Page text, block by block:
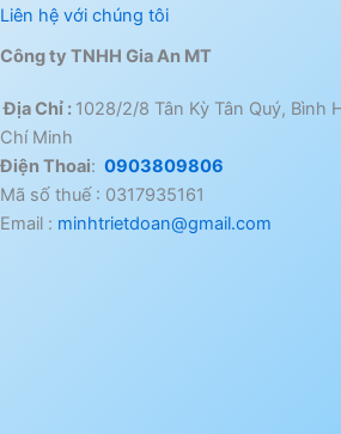
Liên hệ với chúng tôi
Công ty TNHH Gia An MT
Địa Chỉ : 1028/2/8 Tân Kỳ Tân Quý, Bình
Chí Minh
Điện Thoai: 0903809806
Mã số thuế : 0317935161
Email : minhtrietdoan@gmail.com